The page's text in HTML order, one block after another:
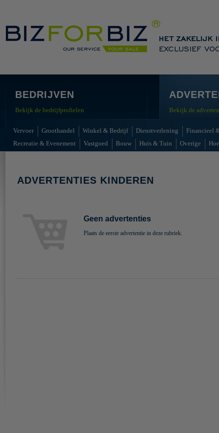
BEDRIJVEN
Bekijk de bedrijfprofielen Bekijk de
Vervoer Groothandel Winkel & Bedrijf Dienstverlening
Financieel
Recreatie & Evenement
Vastgoed Bouw Huis & Tuin Overige
ADVERTENTIES KINDEREN
Geen advertenties
Plaats de eerste advertentie in deze rubriek.